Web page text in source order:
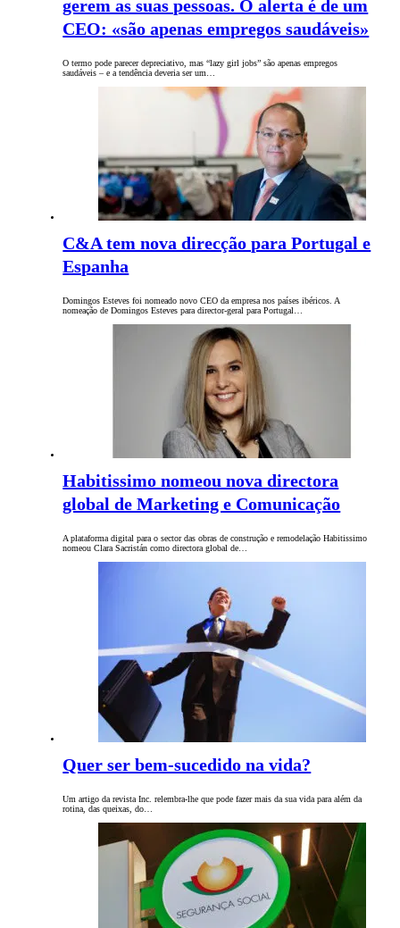
gerem as suas pessoas. O alerta é de um
CEO: «são apenas empregos saudáveis»
O termo pode parecer depreciativo, mas “lazy girl jobs” são apenas empregos
saudáveis – e a tendência deveria ser um…
C&A tem nova direcção para Portugal e
Espanha
Domingos Esteves foi nomeado novo CEO da empresa nos países ibéricos. A
nomeação de Domingos Esteves para director-geral para Portugal…
Habitissimo nomeou nova directora
global de Marketing e Comunicação
A plataforma digital para o sector das obras de construção e remodelação Habitissimo
nomeou Clara Sacristán como directora global de…
Quer ser bem-sucedido na vida?
Um artigo da revista Inc. relembra-lhe que pode fazer mais da sua vida para além da
rotina, das queixas, do…